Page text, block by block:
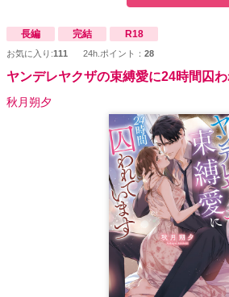
長編 完結 R18
お気に入り:111 24h.ポイント： 28
ヤンデレヤクザの束縛愛に24時間囚
秋月朔夕